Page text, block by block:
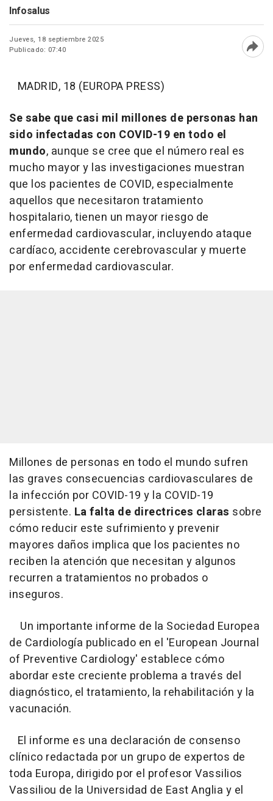
Infosalus
Jueves, 18 septiembre 2025
Publicado: 07:40
MADRID, 18 (EUROPA PRESS)
Se sabe que casi mil millones de personas han
sido infectadas con COVID-19 en todo el
mundo, aunque se cree que el número real es
mucho mayor y las investigaciones muestran
que los pacientes de COVID, especialmente
aquellos que necesitaron tratamiento
hospitalario, tienen un mayor riesgo de
enfermedad cardiovascular, incluyendo ataque
cardíaco, accidente cerebrovascular y muerte
por enfermedad cardiovascular.
Millones de personas en todo el mundo sufren
las graves consecuencias cardiovasculares de
la infección por COVID-19 y la COVID-19
persistente. La falta de directrices claras sobre
cómo reducir este sufrimiento y prevenir
mayores daños implica que los pacientes no
reciben la atención que necesitan y algunos
recurren a tratamientos no probados o
inseguros.
Un importante informe de la Sociedad Europea
de Cardiología publicado en el 'European Journal
of Preventive Cardiology' establece cómo
abordar este creciente problema a través del
diagnóstico, el tratamiento, la rehabilitación y la
vacunación.
El informe es una declaración de consenso
clínico redactada por un grupo de expertos de
toda Europa, dirigido por el profesor Vassilios
Vassiliou de la Universidad de East Anglia y el